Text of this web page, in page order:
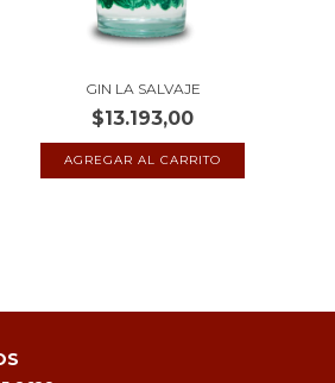
GIN LA SALVAJE
$13.193,00